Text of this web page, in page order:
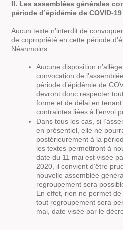
II. Les assemblées générales
période d’épidémie de COVID-19
Aucun texte n’interdit de
de copropriété en cette période
Néanmoins :
Aucune disposition
convocation de
période d’épidémie de
devront donc respecter
forme et de délai en
contraintes liées à l’envoi
Dans tous les cas, si
en présentiel, elle ne
postérieurement à la
les textes permettront à
date du 11 mai est visée
2020, il convient d’être
nouvelle assemblée
regroupement sera
En effet, rien ne permet
tout regroupement sera
mai, date visée par le